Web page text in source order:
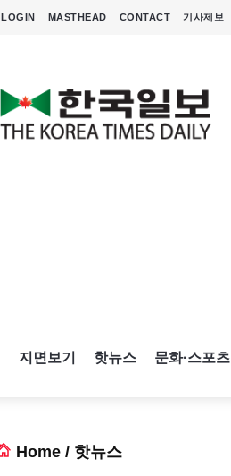
LOGIN MASTHEAD CONTACT 기사제보
지면보기 핫뉴스 문화·스포츠
Home / 핫뉴스